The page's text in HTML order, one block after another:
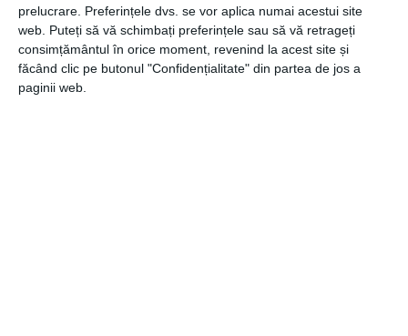
prelucrare. Preferințele dvs. se vor aplica numai acestui site
web. Puteți să vă schimbați preferințele sau să vă retrageți
consimțământul în orice moment, revenind la acest site și
făcând clic pe butonul "Confidențialitate" din partea de jos a
paginii web.
Electrum vine cu o serie de caracteristici, inclusiv cu
posibilitatea de a stabili taxa de tranzacție Bitcoin, alături
de funcțiile rbf și childpaysforparent.